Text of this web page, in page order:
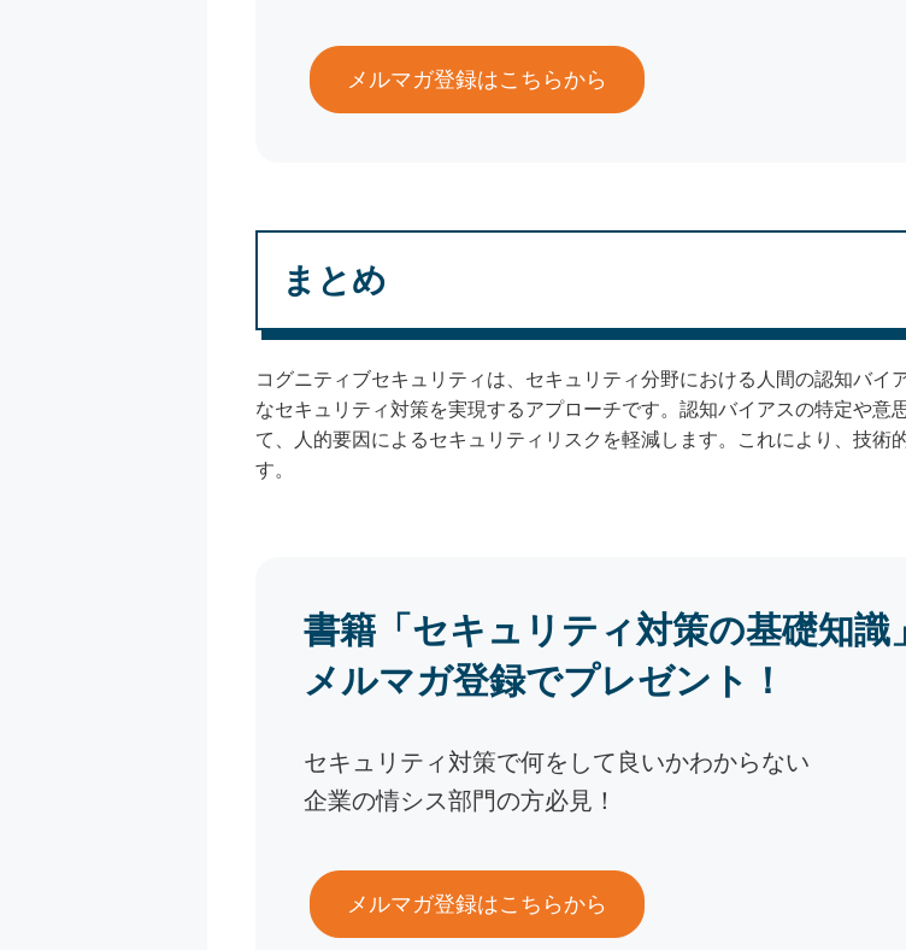
メルマガ登録はこちらから
まとめ
コグニティブセキュリティは、セキュリティ分野における人間の認知バ
なセキュリティ対策を実現するアプローチです。認知バイアスの特定や意
て、人的要因によるセキュリティリスクを軽減します。これにより、技術
す。
書籍「セキュリティ対策の基礎知識」
メルマガ登録でプレゼント！
セキュリティ対策で何をして良いかわからない
企業の情シス部門の方必見！
メルマガ登録はこちらから